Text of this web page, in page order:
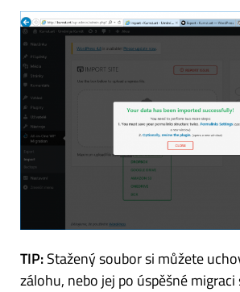
TIP:Stažený soubor si můžete
zálohu, nebo jej po úspěšné migraci